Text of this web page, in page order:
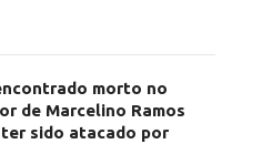
morto no
de Marcelino Ramos
sido atacado por